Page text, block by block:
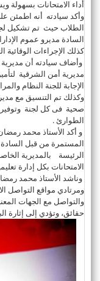
أداء الامتحانات بسهولة
وأكد سيادته أنه اطمئن
الطلاب حيث تم تشكيل
السادة مديرو عموم
كذلك الإجراءات الوقائية
وأضاف سيادته أن مديرية
مديرية أمن الشرقية
الإجابة للجنة النظام
وكذلك تم التنسيق مع
صحية فى كل لجنة وتوفير
الطوارئ .
و أكد الأستاذ محمد
المستمرة من قبل السادة
الرئيسة بالمديرية
الامتحانات بكل إدارة
وناشد الأستاذ محمد
ومرتادي مواقع التواصل
والتواصل مع الجهات
حقائق، وتؤدي إلى إثارة